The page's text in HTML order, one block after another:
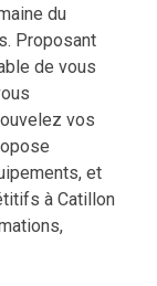
du
Proposant
de vous
vos
et
à Catillon